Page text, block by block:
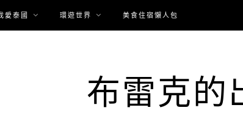
愛泰國 環遊世界 美食住宿懶人包
布雷克的